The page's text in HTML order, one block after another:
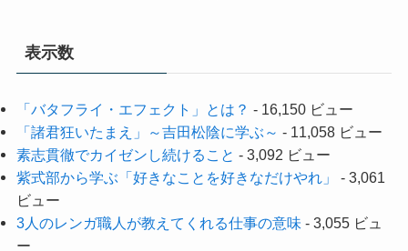
表示数
「バタフライ・エフェクト」とは？ - 16,150 ビュー
「諸君狂いたまえ」～吉田松陰に学ぶ～ - 11,058 ビュー
素志貫徹でカイゼンし続けること - 3,092 ビュー
紫式部から学ぶ「好きなことを好きなだけやれ」
- 3,061
ビュー
3人のレンガ職人が教えてくれる仕事の意味 - 3,055 ビュ
ー